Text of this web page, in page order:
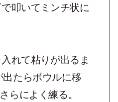
叩いてミンチ状に
れて粘りが出るま
たらボウルに移
らによく練る。